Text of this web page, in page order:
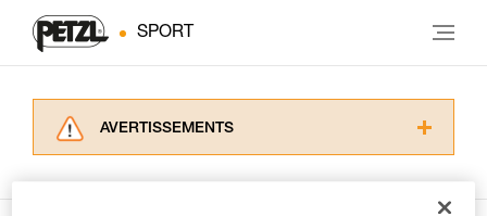
SPORT
AVERTISSEMENTS